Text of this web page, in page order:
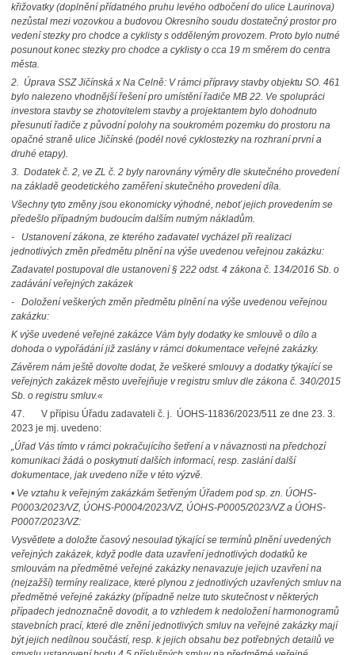
křižovatky (doplnění přídatného pruhu levého odbočení do ulice Laurinova)
nezůstal mezi vozovkou a budovou Okresního soudu dostatečný prostor pro
vedení stezky pro chodce a cyklisty s odděleným provozem. Proto bylo nutné
posunout konec stezky pro chodce a cyklisty o cca 19 m směrem do centra
města.
2. Úprava SSZ Jičínská x Na Celně: V rámci přípravy stavby objektu SO. 461
bylo nalezeno vhodnější řešení pro umístění řadiče MB 22. Ve spolupráci
investora stavby se zhotovitelem stavby a projektantem bylo dohodnuto
přesunutí řadiče z původní polohy na soukromém pozemku do prostoru na
opačné straně ulice Jičínské (podél nové cyklostezky na rozhraní první a
druhé etapy).
3. Dodatek č. 2, ve ZL č. 2 byly narovnány výměry dle skutečného provedení
na základě geodetického zaměření skutečného provedení díla.
Všechny tyto změny jsou ekonomicky výhodné, neboť jejich provedením se
předešlo případným budoucím dalším nutným nákladům.
- Ustanovení zákona, ze kterého zadavatel vycházel při realizaci
jednotlivých změn předmětu plnění na výše uvedenou veřejnou zakázku:
Zadavatel postupoval dle ustanovení § 222 odst. 4 zákona č. 134/2016 Sb. o
zadávání veřejných zakázek
- Doložení veškerých změn předmětu plnění na výše uvedenou veřejnou
zakázku:
K výše uvedené veřejné zakázce Vám byly dodatky ke smlouvě o dílo a
dohoda o vypořádání již zaslány v rámci dokumentace veřejné zakázky.
Závěrem nám ještě dovolte dodat, že veškeré smlouvy a dodatky týkající se
veřejných zakázek město uveřejňuje v registru smluv dle zákona č. 340/2015
Sb. o registru smluv.«
47. V přípisu Úřadu zadavateli č. j. ÚOHS-11836/2023/511 ze dne 23. 3.
2023 je mj. uvedeno:
„Úřad Vás tímto v rámci pokračujícího šetření a v návaznosti na předchozí
komunikaci žádá o poskytnutí dalších informací, resp. zaslání další
dokumentace, jak uvedeno níže v této výzvě.
• Ve vztahu k veřejným zakázkám šetřeným Úřadem pod sp. zn. ÚOHS-
P0003/2023/VZ, ÚOHS-P0004/2023/VZ, ÚOHS-P0005/2023/VZ a ÚOHS-
P0007/2023/VZ:
Vysvětlete a doložte časový nesoulad týkající se termínů plnění uvedených
veřejných zakázek, když podle data uzavření jednotlivých dodatků ke
smlouvám na předmětné veřejné zakázky nenavazuje jejich uzavření na
(nejzažší) termíny realizace, které plynou z jednotlivých uzavřených smluv na
předmětné veřejné zakázky (případně nelze tuto skutečnost v některých
případech jednoznačně dovodit, a to vzhledem k nedoložení harmonogramů
stavebních prací, které dle znění jednotlivých smluv na veřejné zakázky mají
být jejich nedílnou součástí, resp. k jejich obsahu bez potřebných detailů ve